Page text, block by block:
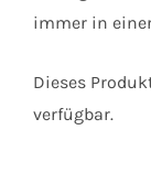
immer in
Dieses
verfügbar.